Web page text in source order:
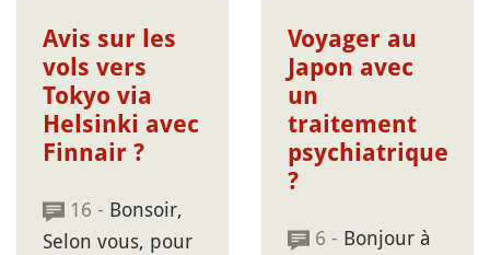
Avis sur les
vols vers
Tokyo via
Helsinki avec
Finnair ?
16 - Bonsoir,
Selon vous, pour
Voyager au
Japon avec
un
traitement
psychiatrique
?
6 - Bonjour à